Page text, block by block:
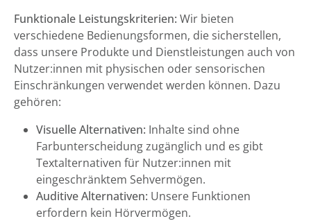
Funktionale Leistungskriterien: Wir bieten
verschiedene Bedienungsformen, die sicherstellen,
dass unsere Produkte und Dienstleistungen auch von
Nutzer:innen mit physischen oder sensorischen
Einschränkungen verwendet werden können. Dazu
gehören:
Visuelle Alternativen: Inhalte sind ohne
Farbunterscheidung zugänglich und es gibt
Textalternativen für Nutzer:innen mit
eingeschränktem Sehvermögen.
Auditive Alternativen: Unsere Funktionen
erfordern kein Hörvermögen.